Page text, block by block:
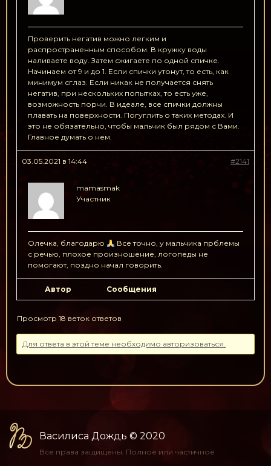
Проверить негатив можно легким и
распространенным способом. В кружку воды
наливаете воду. Затем сжигаете по одной спичке.
Начинаем от 9 и до 1. Если спички утонут, то есть, как
минимум сглаз. Если никак не получается снять
негатив, при нескольких попытках, то есть уже,
возможность порчи. В идеале, все спички должны
плавать на поверхности. Погуглить о таких методах. И
это не обязательно, чтобы мальчик был рядом с Вами.
Главное думать о нем.
03.05.2021 в 14:44 #2141
mamasmak
Участник
Олечка, благодарю
Все точно, у мальчика прблемы
с речью, плохое произношение, логопеды не
помогают, поздно начал говорить.
Автор Сообщения
Просмотр 18 веток ответов
Для ответа в этой теме необходимо авторизоваться.
Василиса Дождь © 2020
Все права защищены. Полное или частичное